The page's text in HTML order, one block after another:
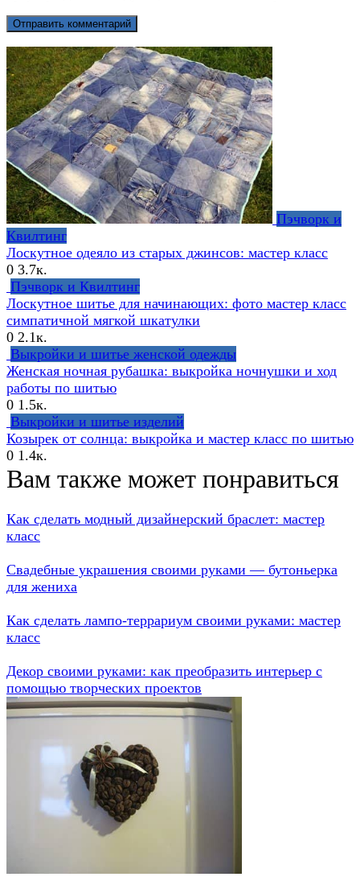
Пэчворк и
Квилтинг
Лоскутное одеяло из старых джинсов: мастер класс
0 3.7к.
Пэчворк и Квилтинг
Лоскутное шитье для начинающих: фото мастер класс
симпатичной мягкой шкатулки
0 2.1к.
Выкройки и шитье женской одежды
Женская ночная рубашка: выкройка ночнушки и ход
работы по шитью
0 1.5к.
Выкройки и шитье изделий
Козырек от солнца: выкройка и мастер класс по шитью
0 1.4к.
Вам также может понравиться
Как сделать модный дизайнерский браслет: мастер
класс
Свадебные украшения своими руками — бутоньерка
для жениха
Как сделать лампо-террариум своими руками: мастер
класс
Декор своими руками: как преобразить интерьер с
помощью творческих проектов